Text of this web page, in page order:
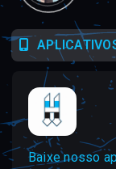
Baixe nosso